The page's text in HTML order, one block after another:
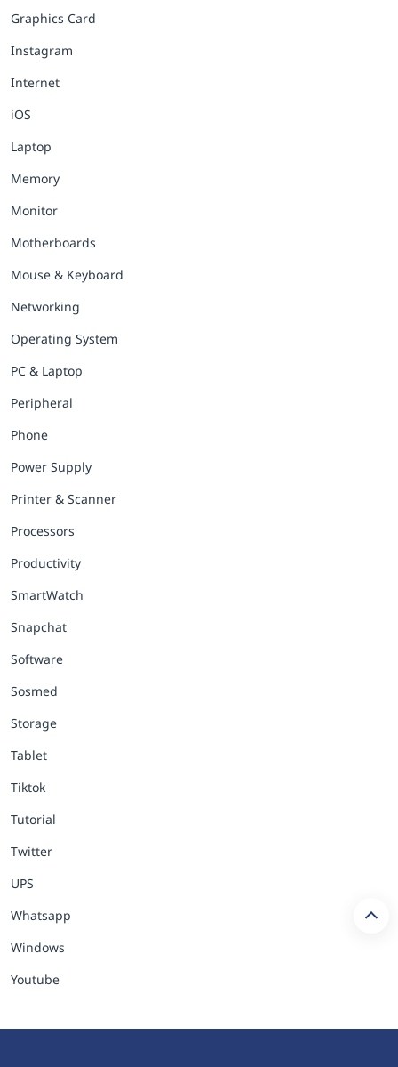
Graphics Card
Instagram
Internet
iOS
Laptop
Memory
Monitor
Motherboards
Mouse & Keyboard
Networking
Operating System
PC & Laptop
Peripheral
Phone
Power Supply
Printer & Scanner
Processors
Productivity
SmartWatch
Snapchat
Software
Sosmed
Storage
Tablet
Tiktok
Tutorial
Twitter
UPS
Whatsapp
Windows
Youtube